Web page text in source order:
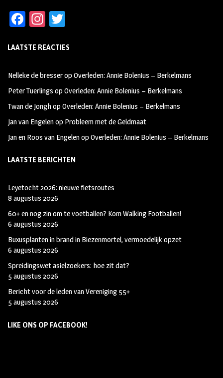
Fa
b
oo
k
In
ag
m
tt
LAATSTE REACTIES
Nelleke de bresseropOverleden: Annie Bolenius – Berkelmans
Peter Tuerlings opOverleden: Annie Bolenius – Berkelmans
Twan de JonghopOverleden: Annie Bolenius – Berkelmans
Jan van Engelenop Probleem met de Geldmaat
Jan en Roos van EngelenopOverleden: Annie Bolenius – Berkelmans
LAATSTE BERICHTEN
Leyetocht 2026: nieuwe fietsroutes
8 augustus 2026
60+ en nog zin om te voetballen? Kom Walking Footballen!
6 augustus 2026
Buxusplanten in brand in Biezenmortel, vermoedelijk opzet
6 augustus 2026
Spreidingswet asielzoekers: hoe zit dat?
5 augustus 2026
Bericht voor de leden van Vereniging 55+
5 augustus 2026
LIKE ONS OP FACEBOOK!